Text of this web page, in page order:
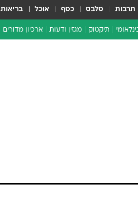
תרבות סלבס כסף אוכל בריאות
תיקטוק מגזין ודעות ארכיון מדורים